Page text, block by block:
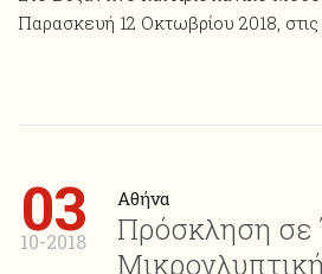
Παρασκευή 12 Οκτωβρίου 2018,
03
10-2018
Αθήνα
Πρόσκληση σε